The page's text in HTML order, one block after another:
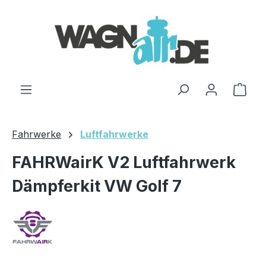
Fahrwerke Luftfahrwerke
FAHRWairK V2 Luftfahrwerk
Dämpferkit VW Golf 7